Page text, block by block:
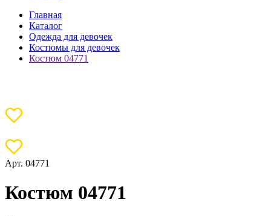
Главная
Каталог
Одежда для девочек
Костюмы для девочек
Костюм 04771
Арт. 04771
Костюм 04771